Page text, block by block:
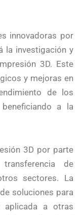
innovadoras por
la investigación y
3D. Este
y mejoras en
de los
a la
3D por parte
de
sectores. La
soluciones para
aplicada a otras